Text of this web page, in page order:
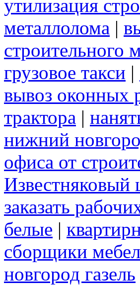
утилизация
металлолома |
строительного
грузовое такси |
вывоз оконных
трактора |
нижний
офиса от
Известняковый
заказать
белые |
сборщики
новгород газель